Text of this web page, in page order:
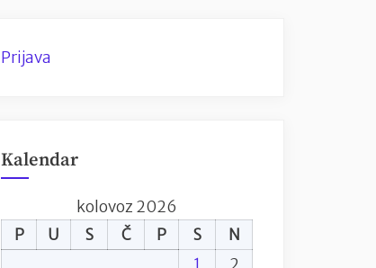
Prijava
Kalendar
kolovoz 2026
P
U S Č P S
N